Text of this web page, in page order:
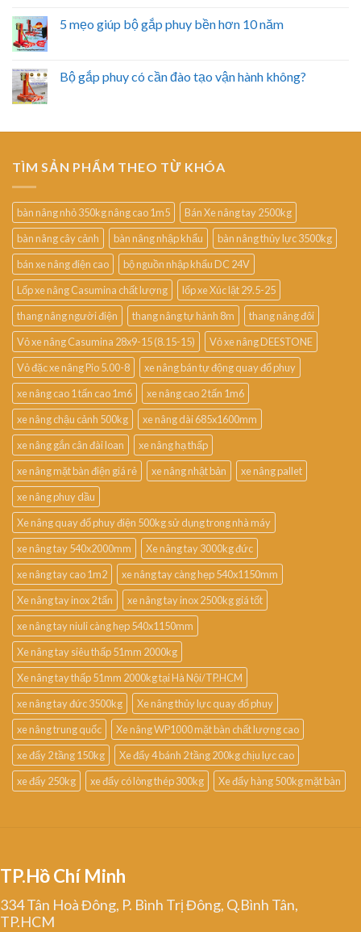
5 mẹo giúp bộ gắp phuy bền hơn 10 năm
Bộ gắp phuy có cần đào tạo vận hành không?
TÌM SẢN PHẨM THEO TỪ KHÓA
bàn nâng nhỏ 350kg nâng cao 1m5
Bán Xe nâng tay 2500kg
bàn nâng cây cảnh
bàn nâng nhập khẩu
bàn nâng thủy lực 3500kg
bán xe nâng điện cao
bộ nguồn nhập khẩu DC 24V
Lốp xe nâng Casumina chất lượng
lốp xe Xúc lật 29.5-25
thang nâng người điện
thang nâng tự hành 8m
thang nâng đôi
Vỏ xe nâng Casumina 28x9-15 (8.15-15)
Vỏ xe nâng DEESTONE
Vỏ đặc xe nâng Pio 5.00-8
xe nâng bán tự động quay đổ phuy
xe nâng cao 1 tấn cao 1m6
xe nâng cao 2 tấn 1m6
xe nâng chậu cảnh 500kg
xe nâng dài 685x1600mm
xe nâng gắn cân đài loan
xe nâng hạ thấp
xe nâng mặt bàn điện giá rẻ
xe nâng nhật bản
xe nâng pallet
xe nâng phuy dầu
Xe nâng quay đổ phuy điện 500kg sử dụng trong nhà máy
xe nâng tay 540x2000mm
Xe nâng tay 3000kg đức
xe nâng tay cao 1m2
xe nâng tay càng hẹp 540x1150mm
Xe nâng tay inox 2 tấn
xe nâng tay inox 2500kg giá tốt
xe nâng tay niuli càng hẹp 540x1150mm
Xe nâng tay siêu thấp 51mm 2000kg
Xe nâng tay thấp 51mm 2000kg tại Hà Nội/TP.HCM
xe nâng tay đức 3500kg
Xe nâng thủy lực quay đổ phuy
xe nâng trung quốc
Xe nâng WP1000 mặt bàn chất lượng cao
xe đẩy 2 tầng 150kg
Xe đẩy 4 bánh 2 tầng 200kg chịu lực cao
xe đẩy 250kg
xe đẩy có lòng thép 300kg Xe đẩy hàng 500kg mặt bàn
TP.Hồ Chí Minh
334 Tân Hoà Đông, P. Bình Trị Đông, Q.Bình Tân,
TP.HCM